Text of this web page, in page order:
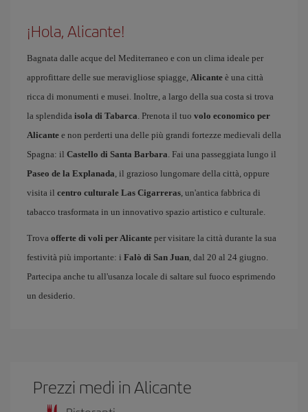
¡Hola, Alicante!
Bagnata dalle acque del Mediterraneo e con un clima ideale per
approfittare delle sue meravigliose spiagge, Alicante è una città
ricca di monumenti e musei. Inoltre, a largo della sua costa si trova
la splendida isola di Tabarca. Prenota il tuo volo economico per
Alicante e non perderti una delle più grandi fortezze medievali della
Spagna: il Castello di Santa Barbara. Fai una passeggiata lungo il
Paseo de la Explanada, il grazioso lungomare della città, oppure
visita il centro culturale Las Cigarreras, un'antica fabbrica di
tabacco trasformata in un innovativo spazio artistico e culturale.
Trova offerte di voli per Alicante per visitare la città durante la sua
festività più importante: i Falò di San Juan, dal 20 al 24 giugno.
Partecipa anche tu all'usanza locale di saltare sul fuoco esprimendo
un desiderio.
Prezzi medi in Alicante